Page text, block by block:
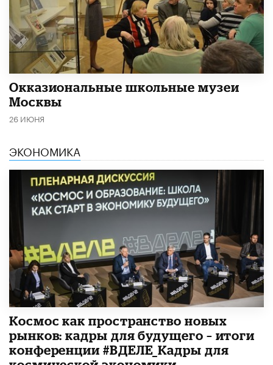
​Окказиональные школьные музеи
Москвы
26 ИЮНЯ
ЭКОНОМИКА
Космос как пространство новых
рынков: кадры для будущего – итоги
конференции #ВДЕЛЕ_Кадры для